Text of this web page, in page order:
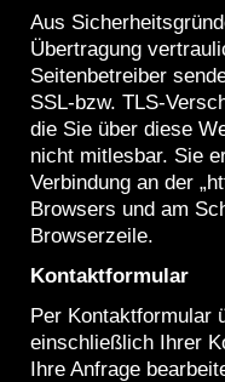
Aus
Übertragung
Seitenbetreiber
SSL-bzw. TLS-
die Sie über diese
nicht mitlesbar. Sie
Verbindung an der
Browsers und am
Browserzeile.
Kontaktformular
Per Kontaktformular
einschließlich Ihrer
Ihre Anfrage